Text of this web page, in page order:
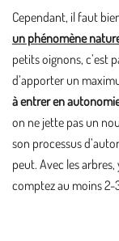
Cependant, il faut
un phénomène
petits oignons, c’est
d’apporter un
à entrer en
on ne jette pas un
son processus
peut. Avec les
comptez au moins 2-